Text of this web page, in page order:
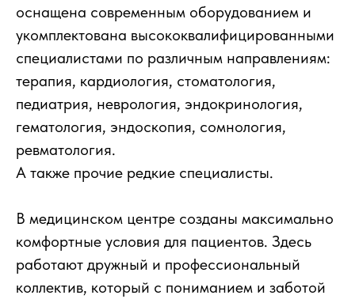
оснащена современным оборудованием и
укомплектована высококвалифицированными
специалистами по различным направлениям:
терапия, кардиология, стоматология,
педиатрия, неврология, эндокринология,
гематология, эндоскопия, сомнология,
ревматология.
А также прочие редкие специалисты.
В медицинском центре созданы максимально
комфортные условия для пациентов. Здесь
работают дружный и профессиональный
коллектив, который с пониманием и заботой